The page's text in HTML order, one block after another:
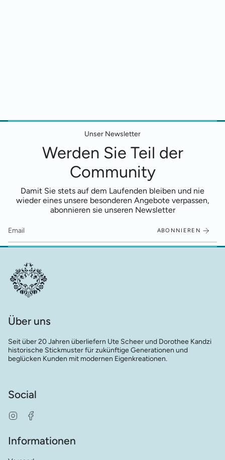
Unser Newsletter
Werden Sie Teil der
Community
Damit Sie stets auf dem Laufenden bleiben und nie
wieder eines unsere besonderen Angebote verpassen,
abonnieren sie unseren Newsletter
ABONNIEREN
Über uns
Seit über 20 Jahren überliefern Ute Scheer und Dorothee Kandzi
historische Stickmuster für zukünftige Generationen und
beglücken Kunden mit modernen Eigenkreationen.
Social
Instagram
Informationen